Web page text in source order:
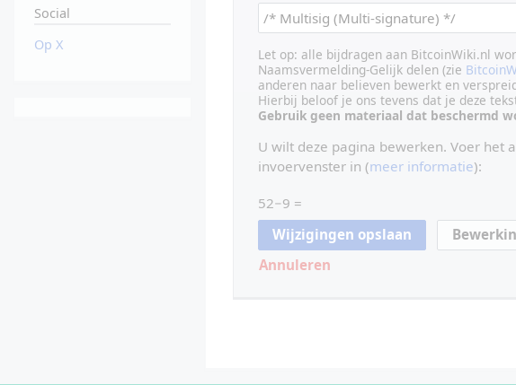
Let op: alle bijdragen aan BitcoinWiki.nl
Naamsvermelding-Gelijk delen (zie
anderen naar believen bewerkt en
Hierbij beloof je ons tevens dat je deze
Gebruik geen materiaal dat beschermd
U wilt deze pagina bewerken. Voer het
invoervenster in (meer informatie):
52−9 =
Annuleren
Social
Op X